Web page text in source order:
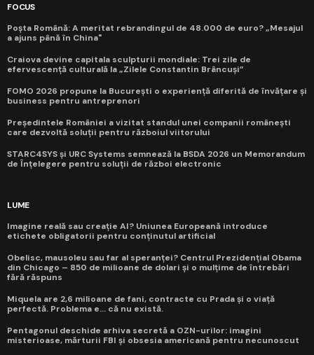
FOCUS
Poșta Română: A meritat rebrandingul de 48.000 de euro? „Mesajul
a ajuns până în China"
Craiova devine capitala sculpturii mondiale: Trei zile de
efervescență culturală la „Zilele Constantin Brâncuși”
FOMO 2026 propune la București o experiență diferită de învățare și
business pentru antreprenori
Președintele României a vizitat standul unei companii românești
care dezvoltă soluții pentru războiul viitorului
STARC4SYS și URC Systems semnează la BSDA 2026 un Memorandum
de Înțelegere pentru soluții de război electronic
LUME
Imagine reală sau creație AI? Uniunea Europeană introduce
etichete obligatorii pentru conținutul artificial
Obelisc, mausoleu sau far al speranței? Centrul Prezidențial Obama
din Chicago – 850 de milioane de dolari și o mulțime de întrebări
fără răspuns
Miquela are 2,6 milioane de fani, contracte cu Prada și o viață
perfectă. Problema e... că nu există.
Pentagonul deschide arhiva secretă a OZN-urilor: imagini
misterioase, mărturii FBI și obsesia americană pentru necunoscut